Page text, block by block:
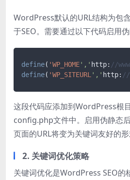
WordPress默认的URL结构为包
于SEO。需要通过以下代码启用伪
define( 'WP_HOME',' http: //
define( 'WP_SITEURL ',' http: //
这段代码应添加到WordPress根
config.php文件中。启用伪静态
页面的URL将变为关键词友好的形
2. 关键词优化策略
关键词优化是WordPress SEO的